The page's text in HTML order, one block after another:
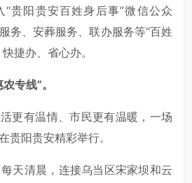
“贵阳贵安百姓身后事”微信公众
务、安葬服务、联办服务等“百姓
捷办、省心办。
专线”。
更有温情、市民更有温暖，一场
贵阳贵安精彩举行。
天清晨，连接乌当区宋家坝和云